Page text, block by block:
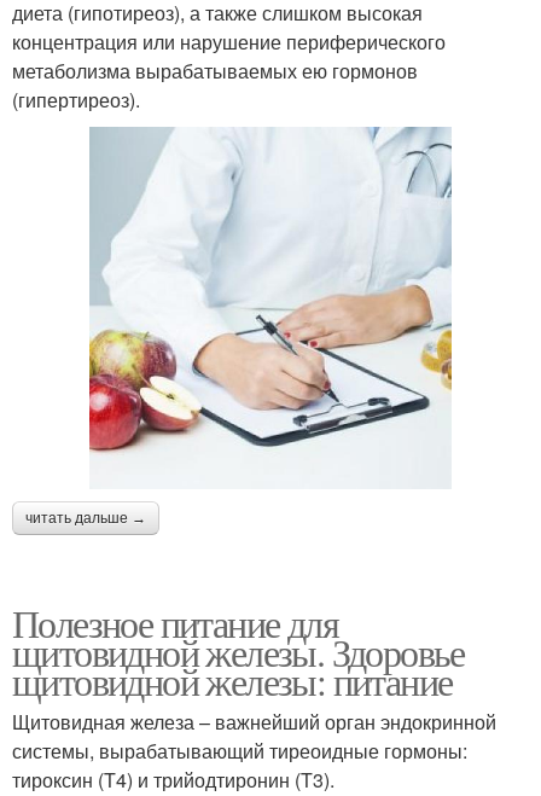
диета (гипотиреоз), а также слишком высокая
концентрация или нарушение периферического
метаболизма вырабатываемых ею гормонов
(гипертиреоз).
читать дальше →
Полезное питание для
щитовидной железы. Здоровье
щитовидной железы: питание
Щитовидная железа – важнейший орган эндокринной
системы, вырабатывающий тиреоидные гормоны:
тироксин (T4) и трийодтиронин (T3).